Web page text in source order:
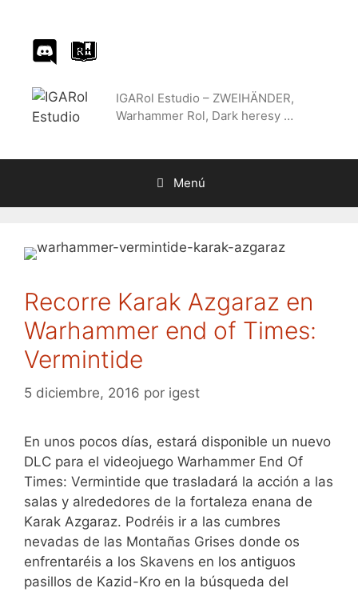
contenido
IGARol Estudio – ZWEIHÄNDER,
Warhammer Rol, Dark heresy …
Menú
Recorre Karak Azgaraz en
Warhammer end of Times:
Vermintide
5 diciembre, 2016 por igest
En unos pocos días, estará disponible un nuevo
DLC para el videojuego Warhammer End Of
Times: Vermintide que trasladará la acción a las
salas y alrededores de la fortaleza enana de
Karak Azgaraz. Podréis ir a las cumbres
nevadas de las Montañas Grises donde os
enfrentaréis a los Skavens en los antiguos
pasillos de Kazid-Kro en la búsqueda del